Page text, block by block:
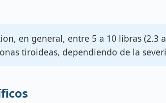
en general, entre 5 a 10 libras
tiroideas, dependiendo de la